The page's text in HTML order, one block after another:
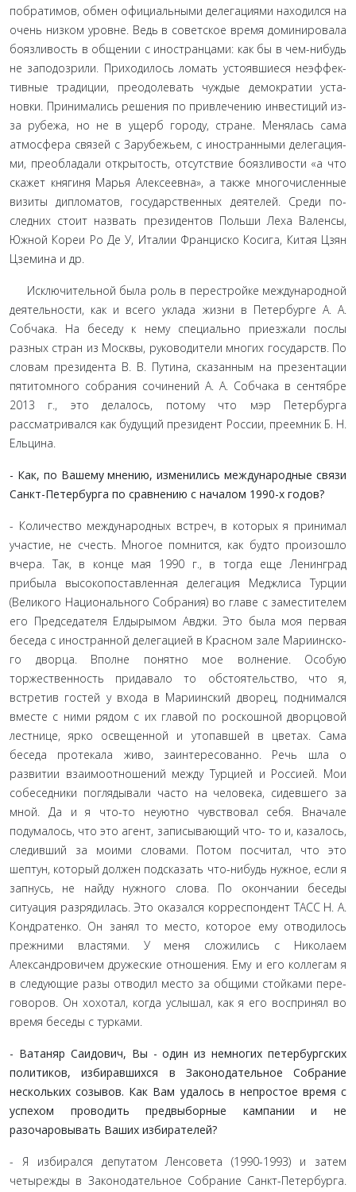
побратимов, обмен официальными делегациями находился на
очень низком уровне. Ведь в советское время доминировала
боязливость в общении с иностранцами: как бы в чем-нибудь
не заподозрили. Приходилось ломать устоявшиеся неэффек­
тивные традиции, преодолевать чуждые демократии уста­
новки. Принимались решения по привлечению инвестиций из-
за рубежа, но не в ущерб городу, стране. Менялась сама
атмосфера связей с Зарубежьем, с иностранными делегация­
ми, преобладали открытость, отсутствие боязливости «а что
скажет княгиня Марья Алексеевна», а также многочисленные
визиты дипломатов, государственных деятелей. Среди по­
следних стоит назвать президентов Польши Леха Валенсы,
Южной Кореи Ро Де У, Италии Франциско Косига, Китая Цзян
Цземина и др.
Исключительной была роль в перестройке междуна­родной
деятельности, как и всего уклада жизни в Петербурге А. А.
Собчака. На беседу к нему специально приезжали послы
разных стран из Москвы, руководители многих государств. По
словам президента В. В. Путина, сказанным на презентации
пятитомного собрания сочинений А. А. Собчака в сентябре
2013 г., это делалось, потому что мэр Петербурга
рассматривал­ся как будущий президент России, преемник Б. Н.
Ельцина.
- Как, по Вашему мнению, изменились международ­ные связи
Санкт-Петербурга по сравнению с началом 1990-х годов?
- Количество международных встреч, в которых я при­нимал
участие, не счесть. Многое помнится, как будто про­изошло
вчера. Так, в конце мая 1990 г., в тогда еще Ленинград
прибыла высокопоставленная делегация Меджлиса Турции
(Великого Национального Собрания) во главе с заместителем
его Председателя Елдырымом Авджи. Это была моя первая
беседа с иностранной делегацией в Красном зале Мариинско­
го дворца. Вполне понятно мое волнение. Особую
торжествен­ность придавало то обстоятельство, что я,
встретив гостей у входа в Мариинский дворец, поднимался
вместе с ними рядом с их главой по роскошной дворцовой
лестнице, ярко освещен­ной и утопавшей в цветах. Сама
беседа протекала живо, заин­тересованно. Речь шла о
развитии взаимоотношений между Турцией и Россией. Мои
собеседники поглядывали часто на человека, сидевшего за
мной. Да и я что-то неуютно чувствовал себя. Вначале
подумалось, что это агент, записывающий что- то и, казалось,
следивший за моими словами. Потом посчитал, что это
шептун, который должен подсказать что-нибудь нуж­ное, если я
запнусь, не найду нужного слова. По окончании беседы
ситуация разрядилась. Это оказался корреспондент ТАСС Н. А.
Кондратенко. Он занял то место, которое ему от­водилось
прежними властями. У меня сложились с Николаем
Александровичем дружеские отношения. Ему и его коллегам я
в следующие разы отводил место за общими стойками пере­
говоров. Он хохотал, когда услышал, как я его воспринял во
время беседы с турками.
- Ватаняр Саидович, Вы - один из немногих петер­бургских
политиков, избиравшихся в Законодательное Собрание
нескольких созывов. Как Вам удалось в непро­стое время с
успехом проводить предвыборные кампании и не
разочаровывать Ваших избирателей?
- Я избирался депутатом Ленсовета (1990-1993) и затем
четырежды в Законодательное Собрание Санкт-Петербурга.